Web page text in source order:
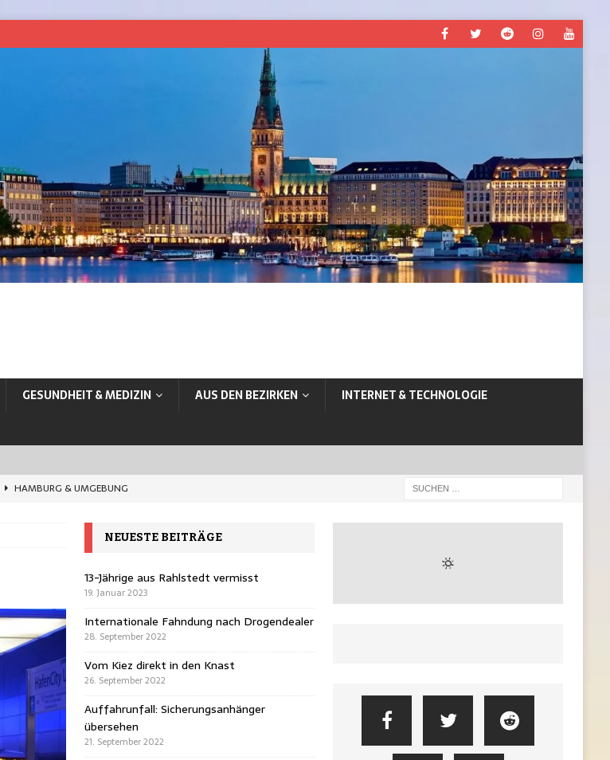
GESUNDHEIT & MEDIZIN AUS DEN BEZIRKEN
INTERNET & TECHNOLOGIE
HAMBURG & UMGEBUNG
HAMBURG & UMGEBUNGNEUESTE BEITRÄGE
13-Jährige aus Rahlstedt vermisst
19. Januar 2023
Internationale Fahndung nach Drogendealer
28. September 2022
Vom Kiez direkt in den Knast
26. September 2022
Auffahrunfall: Sicherungsanhänger
übersehen
21. September 2022